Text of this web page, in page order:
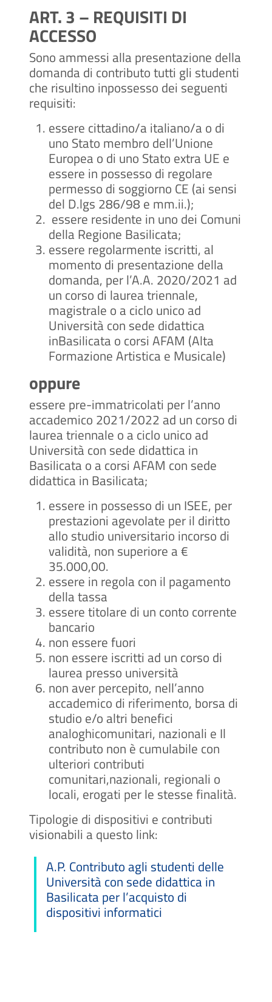
ART. 3 – REQUISITI DI
ACCESSO
Sono ammessi alla presentazione della
domanda di contributo tutti gli studenti
che risultino inpossesso dei seguenti
requisiti:
essere cittadino/a italiano/a o di
uno Stato membro dell’Unione
Europea o di uno Stato extra UE e
essere in possesso di regolare
permesso di soggiorno CE (ai sensi
del D.lgs 286/98 e mm.ii.);
essere residente in uno dei Comuni
della Regione Basilicata;
essere regolarmente iscritti, al
momento di presentazione della
domanda, per l’A.A. 2020/2021 ad
un corso di laurea triennale,
magistrale o a ciclo unico ad
Università con sede didattica
inBasilicata o corsi AFAM (Alta
Formazione Artistica e Musicale)
oppure
essere pre-immatricolati per l’anno
accademico 2021/2022 ad un corso di
laurea triennale o a ciclo unico ad
Università con sede didattica in
Basilicata o a corsi AFAM con sede
didattica in Basilicata;
essere in possesso di un ISEE, per
prestazioni agevolate per il diritto
allo studio universitario incorso di
validità, non superiore a €
35.000,00.
essere in regola con il pagamento
della tassa
essere titolare di un conto corrente
bancario
non essere fuori
non essere iscritti ad un corso di
laurea presso università
non aver percepito, nell’anno
accademico di riferimento, borsa di
studio e/o altri benefici
analoghicomunitari, nazionali e Il
contributo non è cumulabile con
ulteriori contributi
comunitari,nazionali, regionali o
locali, erogati per le stesse finalità.
Tipologie di dispositivi e contributi
visionabili a questo link:
A.P. Contributo agli studenti delle
Università con sede didattica in
Basilicata per l’acquisto di
dispositivi informatici